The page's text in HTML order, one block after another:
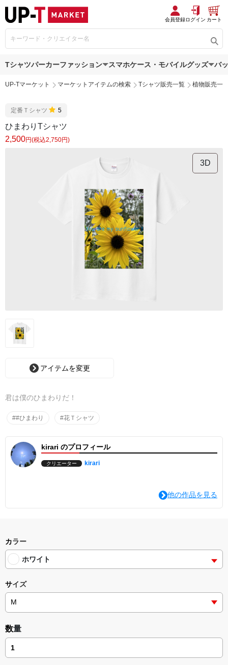
会員登録ログイン カート
Tシャツパーカーファッション スマホケース・モバイルグッズ バ
UP-Tマーケット マーケットアイテムの検索 Tシャツ販売一覧 植物販売一
定番Ｔシャツ 5
ひまわりTシャツ
2,500円(税込2,750円)
3D
アイテムを変更
君は僕のひまわりだ！
##ひまわり #花Ｔシャツ
kirari のプロフィール
クリエーター kirari
他の作品を見る
カラー
ホワイト
サイズ
数量